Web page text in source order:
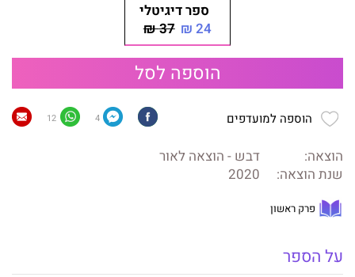
ספר דיגיטלי
24 ₪
37 ₪
הוספה לסל
הוספה למועדפים 4
12
הוצאה:
דבש - הוצאה לאור
שנת הוצאה:
2020
פרק ראשון
על הספר